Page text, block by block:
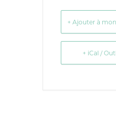
+ Ajouter à
+ iCal /